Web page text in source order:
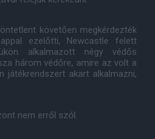
követően megkérdezték
ezelőtti, Newcastle felett
alkalmazott négy védős
három védőre, amire az volt a
játékrendszert akart alkalmazni,
nem erről szól.